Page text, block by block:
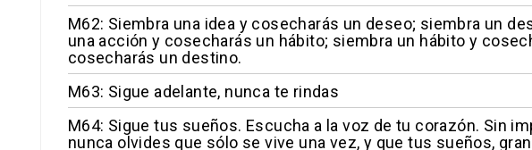
M62: Siembra una idea y cosecharás un deseo; siembra un
una acción y cosecharás un hábito; siembra un hábito y
cosecharás un destino.
M63: Sigue adelante, nunca te rindas
M64: Sigue tus sueños. Escucha a la voz de tu corazón. Sin
nunca olvides que sólo se vive una vez, y que tus sueños,